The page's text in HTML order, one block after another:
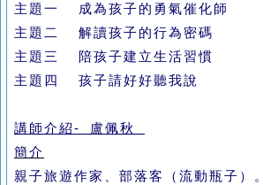
主題一 成為孩子的勇氣催化師
主題二 解讀孩子的行為密碼
主題三 陪孩子建立生活習慣
主題四 孩子請好好聽我說
講師介紹- 盧佩秋
簡介
親子旅遊作家、部落客（流動瓶子）。